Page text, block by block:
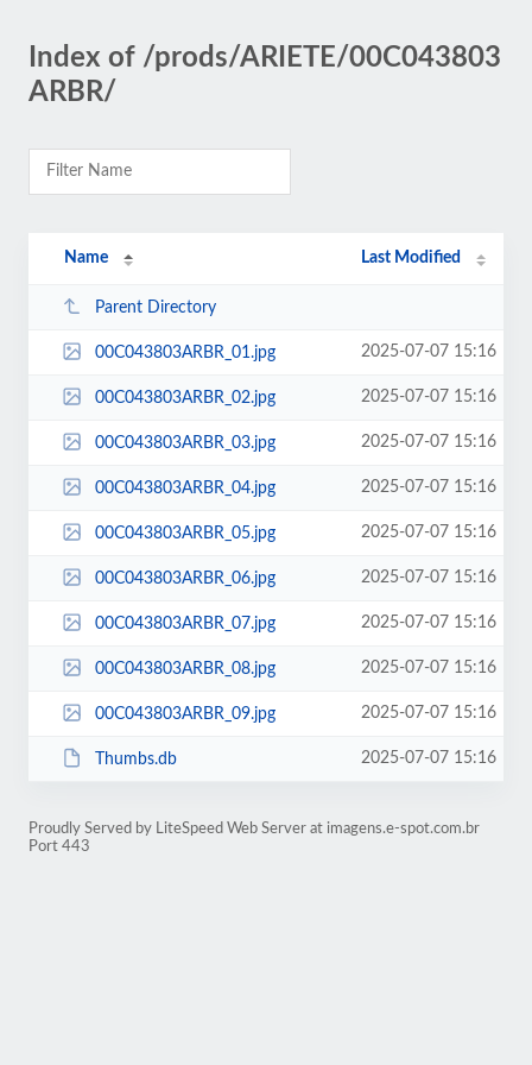
Index of /prods/ARIETE/00C043803
ARBR/
Name Last Modified
Parent Directory
00C043803ARBR_01.jpg 2025-07-07 15:16
00C043803ARBR_02.jpg 2025-07-07 15:16
00C043803ARBR_03.jpg 2025-07-07 15:16
00C043803ARBR_04.jpg 2025-07-07 15:16
00C043803ARBR_05.jpg 2025-07-07 15:16
00C043803ARBR_06.jpg 2025-07-07 15:16
00C043803ARBR_07.jpg 2025-07-07 15:16
00C043803ARBR_08.jpg 2025-07-07 15:16
00C043803ARBR_09.jpg 2025-07-07 15:16
Thumbs.db 2025-07-07 15:16
Proudly Served by LiteSpeed Web Server at imagens.e-spot.com.br
Port 443